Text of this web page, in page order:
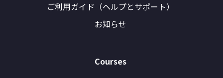
ご利用ガイド（ヘルプとサポート）
お知らせ
Courses